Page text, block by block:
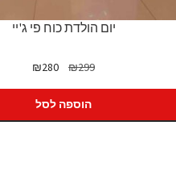
יום הולדת כוח פי ג'יי
₪299
המחיר
היה:
₪299.
₪280
המחיר
₪280.
הוספה לסל